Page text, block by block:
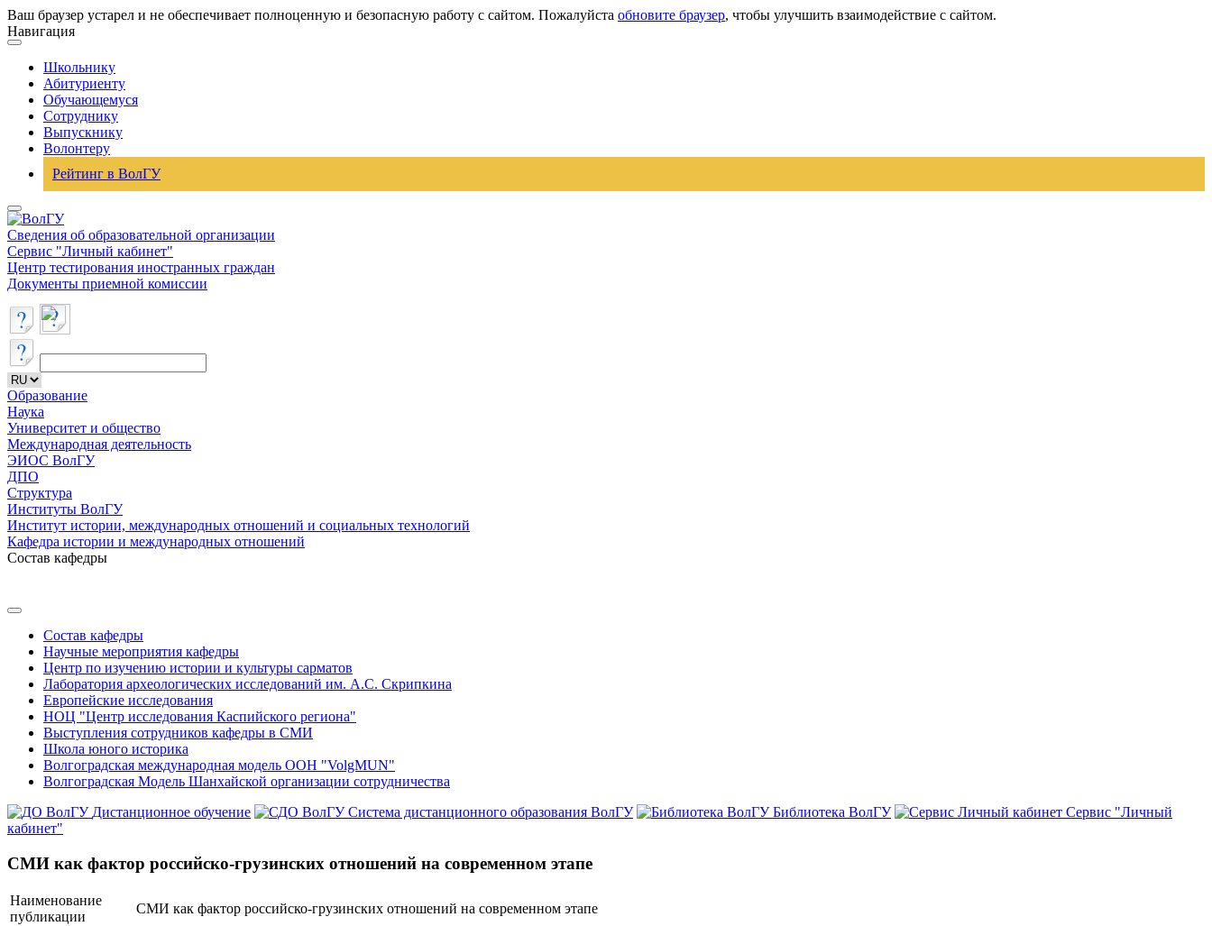
Ваш браузер устарел и не обеспечивает полноценную и безопасную работу с сайтом. Пожалуйста обновите браузер, чтобы улучшить взаимодействие с сайтом.
Навигация
Школьнику
Абитуриенту
Обучающемуся
Сотруднику
Выпускнику
Волонтеру
Рейтинг в ВолГУ
Сведения об образовательной организации
Сервис "Личный кабинет"
Центр тестирования иностранных граждан
Документы приемной комиссии
Образование
Наука
Университет и общество
Международная деятельность
ЭИОС ВолГУ
ДПО
Структура
Институты ВолГУ
Институт истории, международных отношений и социальных технологий
Кафедра истории и международных отношений
Состав кафедры
Состав кафедры
Научные мероприятия кафедры
Центр по изучению истории и культуры сарматов
Лаборатория археологических исследований им. А.С. Скрипкина
Европейские исследования
НОЦ "Центр исследования Каспийского региона"
Выступления сотрудников кафедры в СМИ
Школа юного историка
Волгоградская международная модель ООН "VolgMUN"
Волгоградская Модель Шанхайской организации сотрудничества
Дистанционное обучение
Система дистанционного образования ВолГУ Библиотека ВолГУ
Сервис "Личный
кабинет"
СМИ как фактор российско-грузинских отношений на современном этапе
Наименование
публикации
СМИ как фактор российско-грузинских отношений на современном этапе